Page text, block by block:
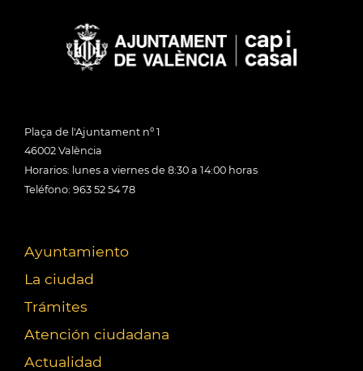
Plaça de l'Ajuntament nº 1
46002 València
Horarios: lunes a viernes de 8:30 a 14:00 horas
Teléfono: 963 52 54 78
Ayuntamiento
La ciudad
Trámites
Atención ciudadana
Actualidad